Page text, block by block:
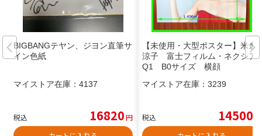
BIGBANGテヤン、ジヨン直筆サ
イン色紙
マイストア在庫： 4137
税込 16820円
【未使用・大型ポスター】米倉
涼子 富士フィルム・ネクシア
Q1 B0サイズ 横顔
マイストア在庫： 3239
税込 14500